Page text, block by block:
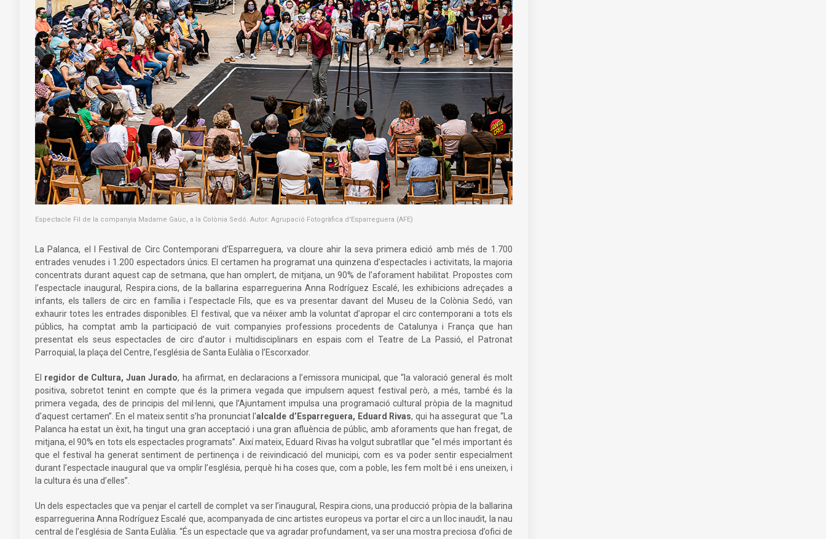
Espectacle Fil de la companyia Madame Gaüc, a la Colònia Sedó. Autor: Agrupació Fotogràfica d'Esparreguera (AFE)
La Palanca, el I Festival de Circ Contemporani d’Esparreguera, va cloure ahir la seva primera edició amb més de 1.700
entrades venudes i 1.200 espectadors únics. El certamen ha programat una quinzena d’espectacles i activitats, la majoria
concentrats durant aquest cap de setmana, que han omplert, de mitjana, un 90% de l’aforament habilitat. Propostes com
l’espectacle inaugural, Respira.cions, de la ballarina esparreguerina Anna Rodríguez Escalé, les exhibicions adreçades a
infants, els tallers de circ en família i l’espectacle Fils, que es va presentar davant del Museu de la Colònia Sedó, van
exhaurir totes les entrades disponibles. El festival, que va néixer amb la voluntat d’apropar el circ contemporani a tots els
públics, ha comptat amb la participació de vuit companyies professions procedents de Catalunya i França que han
presentat els seus espectacles de circ d’autor i multidisciplinars en espais com el Teatre de La Passió, el Patronat
Parroquial, la plaça del Centre, l’església de Santa Eulàlia o l’Escorxador.
El regidor de Cultura, Juan Jurado, ha afirmat, en declaracions a l’emissora municipal, que “la valoració general és molt
positiva, sobretot tenint en compte que és la primera vegada que impulsem aquest festival però, a més, també és la
primera vegada, des de principis del mil·lenni, que l’Ajuntament impulsa una programació cultural pròpia de la magnitud
d’aquest certamen”. En el mateix sentit s’ha pronunciat l'alcalde d’Esparreguera, Eduard Rivas, qui ha assegurat que “La
Palanca ha estat un èxit, ha tingut una gran acceptació i una gran afluència de públic, amb aforaments que han fregat, de
mitjana, el 90% en tots els espectacles programats”. Així mateix, Eduard Rivas ha volgut subratllar que “el més important és
que el festival ha generat sentiment de pertinença i de reivindicació del municipi, com es va poder sentir especialment
durant l’espectacle inaugural que va omplir l’església, perquè hi ha coses que, com a poble, les fem molt bé i ens uneixen, i
la cultura és una d’elles”.
Un dels espectacles que va penjar el cartell de complet va ser l’inaugural, Respira.cions, una producció pròpia de la ballarina
esparreguerina Anna Rodríguez Escalé que, acompanyada de cinc artistes europeus va portar el circ a un lloc inaudit, la nau
central de l’església de Santa Eulàlia. “És un espectacle que va agradar profundament, va ser una mostra preciosa d’ofici de